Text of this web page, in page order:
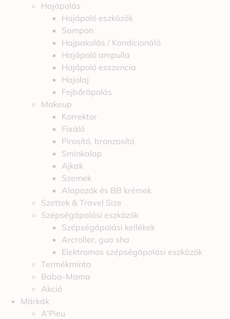
Hajápolás
Hajápoló eszközök
Sampon
Hajpakolás / Kondícionáló
Hajápoló ampulla
Hajápoló esszencia
Hajolaj
Fejbőrápolás
Makeup
Korrektor
Fixáló
Pirosító, bronzosító
Sminkalap
Ajkak
Szemek
Alapozók és BB krémek
Szettek & Travel Size
Szépségápolási eszközök
Szépségápolási kellékek
Arcroller, gua sha
Elektromos szépségápolási eszközök
Termékminta
Baba-Mama
Akció
Márkák
A’Pieu